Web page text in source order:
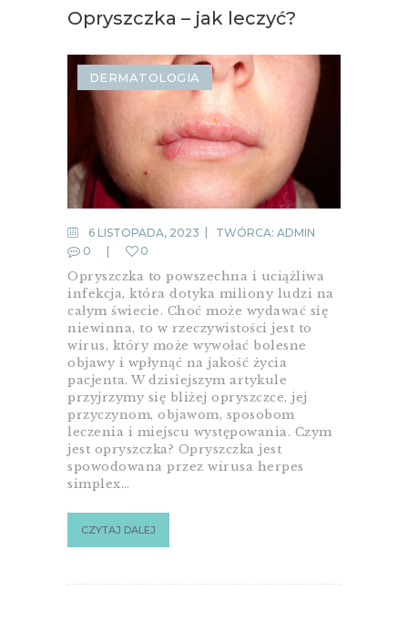
Opryszczka – jak leczyć?
DERMATOLOGIA
6 LISTOPADA, 2023 TWÓRCA: ADMIN
0
0
Opryszczka to powszechna i uciążliwa
infekcja, która dotyka miliony ludzi na
całym świecie. Choć może wydawać się
niewinna, to w rzeczywistości jest to
wirus, który może wywołać bolesne
objawy i wpłynąć na jakość życia
pacjenta. W dzisiejszym artykule
przyjrzymy się bliżej opryszczce, jej
przyczynom, objawom, sposobom
leczenia i miejscu występowania. Czym
jest opryszczka? Opryszczka jest
spowodowana przez wirusa herpes
simplex…
CZYTAJ DALEJ